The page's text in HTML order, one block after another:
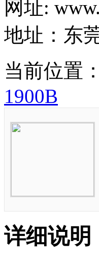
网址:
地址：东
当前位置：
1900B
详细说明